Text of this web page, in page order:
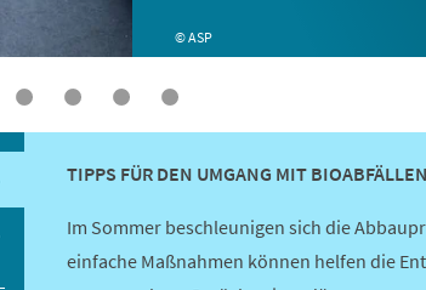
© ASP
TIPPS FÜR DEN UMGANG MIT
Im Sommer beschleunigen sich die
einfache Maßnahmen können helfen die